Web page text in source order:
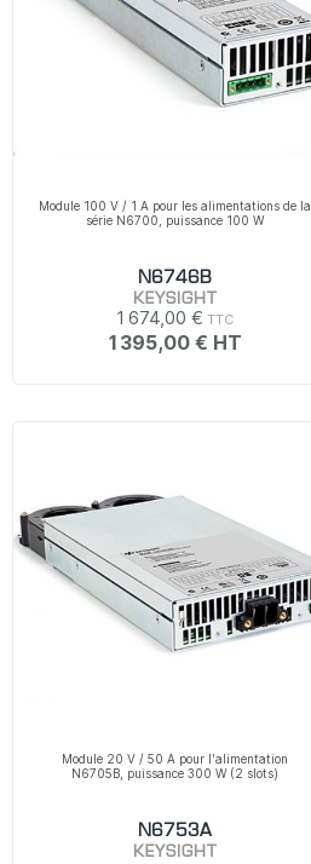
Module 100 V / 1 A pour les alimentations de la
série N6700, puissance 100 W
N6746B
KEYSIGHT
1 674,00 €
1 395,00 €
Module 20 V / 50 A pour l'alimentation
N6705B, puissance 300 W (2 slots)
N6753A
KEYSIGHT